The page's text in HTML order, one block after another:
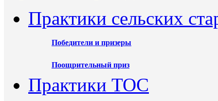
Практики сельских
Победители и призеры
Поощрительный приз
Практики ТОС